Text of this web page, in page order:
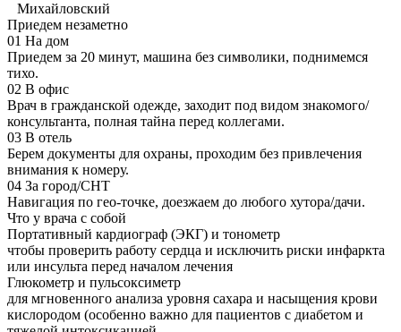
Михайловский
Приедем незаметно
01 На дом
Приедем за 20 минут, машина без символики, поднимемся
тихо.
02 В офис
Врач в гражданской одежде, заходит под видом знакомого/
консультанта, полная тайна перед коллегами.
03 В отель
Берем документы для охраны, проходим без привлечения
внимания к номеру.
04 За город/СНТ
Навигация по гео-точке, доезжаем до любого хутора/дачи.
Что у врача с собой
Портативный кардиограф (ЭКГ) и тонометр
чтобы проверить работу сердца и исключить риски инфаркта
или инсульта перед началом лечения
Глюкометр и пульсоксиметр
для мгновенного анализа уровня сахара и насыщения крови
кислородом (особенно важно для пациентов с диабетом и